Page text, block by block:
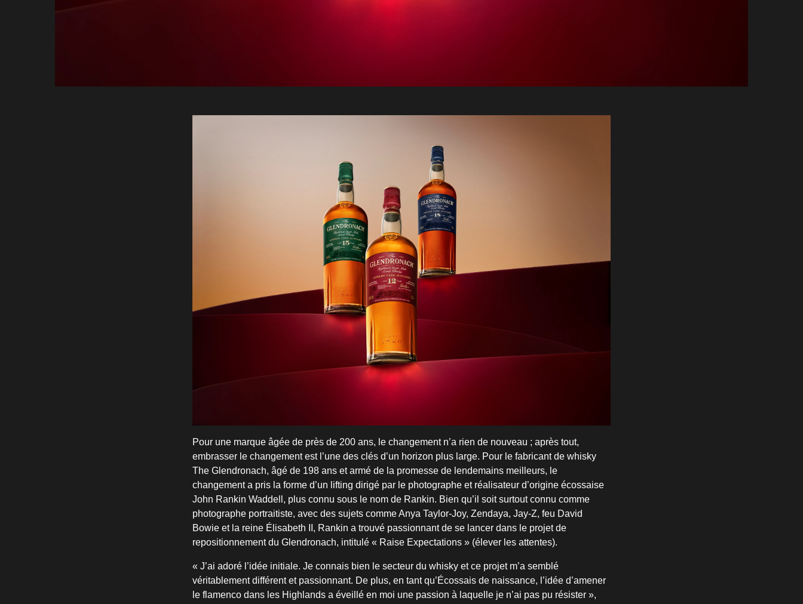
Pour une marque âgée de près de 200 ans, le changement n’a rien de nouveau ; après tout,
embrasser le changement est l’une des clés d’un horizon plus large. Pour le fabricant de whisky
The Glendronach, âgé de 198 ans et armé de la promesse de lendemains meilleurs, le
changement a pris la forme d’un lifting dirigé par le photographe et réalisateur d’origine écossaise
John Rankin Waddell, plus connu sous le nom de Rankin. Bien qu’il soit surtout connu comme
photographe portraitiste, avec des sujets comme Anya Taylor-Joy, Zendaya, Jay-Z, feu David
Bowie et la reine Élisabeth II, Rankin a trouvé passionnant de se lancer dans le projet de
repositionnement du Glendronach, intitulé « Raise Expectations » (élever les attentes).
« J’ai adoré l’idée initiale. Je connais bien le secteur du whisky et ce projet m’a semblé
véritablement différent et passionnant. De plus, en tant qu’Écossais de naissance, l’idée d’amener
le flamenco dans les Highlands a éveillé en moi une passion à laquelle je n’ai pas pu résister »,